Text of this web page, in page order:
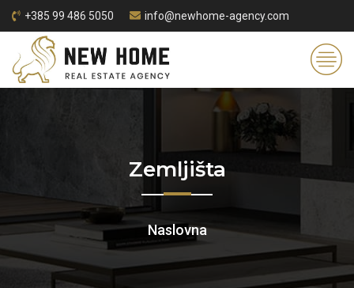
+385 99 486 5050 info@newhome-agency.com
Zemljišta
Naslovna